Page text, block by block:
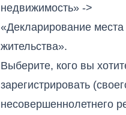
недвижимость» ->
«Декларирование места
жительства».
Выберите, кого вы
зарегистрировать
несовершеннолетнего